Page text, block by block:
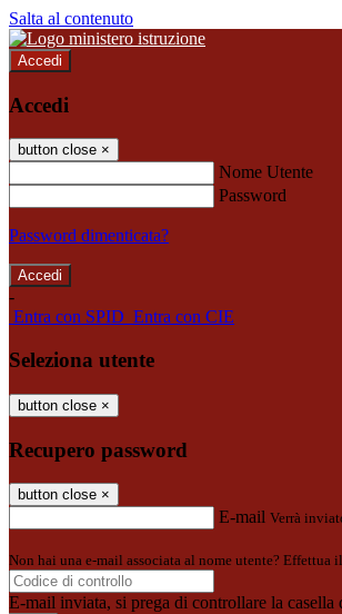
Salta al contenuto
Accedi
Accedi
button close ×
Nome Utente
Password
Password dimenticata?
-
Entra con SPID Entra con CIE
Seleziona utente
button close ×
Recupero password
button close ×
E-mail Verrà
Non hai una e-mail associata al nome utente? Effettua
E-mail inviata, si prega di controllare la casella